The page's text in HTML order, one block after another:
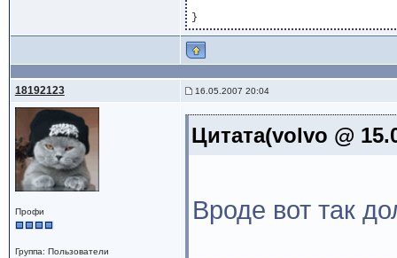
18192123 16.05.2007 20:04
Профи
Группа: Пользователи
Цитата(volvo @
Вроде вот так